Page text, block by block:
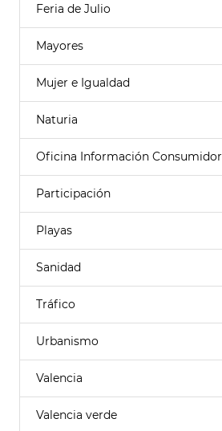
Feria de Julio
Mayores
Mujer e Igualdad
Naturia
Oficina Información Consumidor
Participación
Playas
Sanidad
Tráfico
Urbanismo
Valencia
Valencia verde